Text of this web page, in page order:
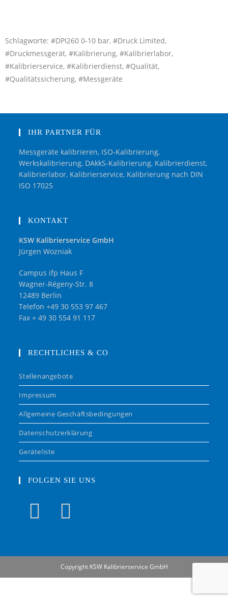
Schlagworte: #DPI260 0-10 bar, #Druck Limited,
#Druckmessgerät, #Kalibrierung, #Kalibrierlabor,
#Kalibrierservice, #Kalibrierdienst, #Qualität,
#Qualitätssicherung, #Messgeräte
IHR PARTNER FÜR
Messgeräte kalibrieren, ISO-Kalibrierung,
Werkskalibrierung, DAkkS-Kalibrierung, Kalibrierdienst,
Kalibrierlabor, Kalibrierservice, Kalibrierung nach DIN
ISO 17025
KONTAKT
KSW Kalibrierservice GmbH
Jürgen Wozniak
Campus ifp Haus F
Wagner-Régeny-Str. 8
12489 Berlin
Telefon +49 30 553 97 467
Fax + 49 30 554 91 117
RECHTLICHES & CO
Stellenangebote
Impressum
Allgemeine Geschäftsbedingungen
Datenschutzerklärung
Geräteliste
FOLGEN SIE UNS
Copyright KSW Kalibrierservice GmbH